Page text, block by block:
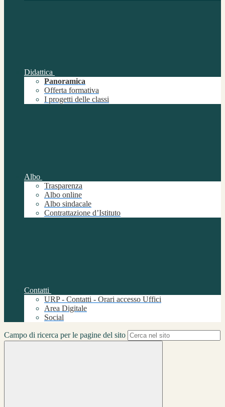
Didattica
Panoramica
Offerta formativa
I progetti delle classi
Albo
Trasparenza
Albo online
Albo sindacale
Contrattazione d’Istituto
Contatti
URP - Contatti - Orari accesso Uffici
Area Digitale
Social
Campo di ricerca per le pagine del sito